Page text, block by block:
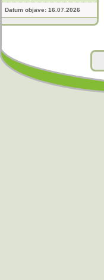
Datum objave: 16.07.2026